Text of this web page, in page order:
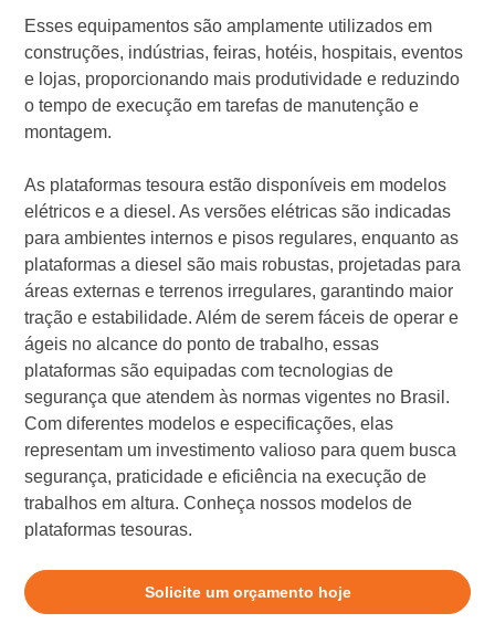
Esses equipamentos são amplamente utilizados em
construções, indústrias, feiras, hotéis, hospitais, eventos
e lojas, proporcionando mais produtividade e reduzindo
o tempo de execução em tarefas de manutenção e
montagem.
As plataformas tesoura estão disponíveis em modelos
elétricos e a diesel. As versões elétricas são indicadas
para ambientes internos e pisos regulares, enquanto as
plataformas a diesel são mais robustas, projetadas para
áreas externas e terrenos irregulares, garantindo maior
tração e estabilidade. Além de serem fáceis de operar e
ágeis no alcance do ponto de trabalho, essas
plataformas são equipadas com tecnologias de
segurança que atendem às normas vigentes no Brasil.
Com diferentes modelos e especificações, elas
representam um investimento valioso para quem busca
segurança, praticidade e eficiência na execução de
trabalhos em altura. Conheça nossos modelos de
plataformas tesouras.
Solicite um orçamento hoje